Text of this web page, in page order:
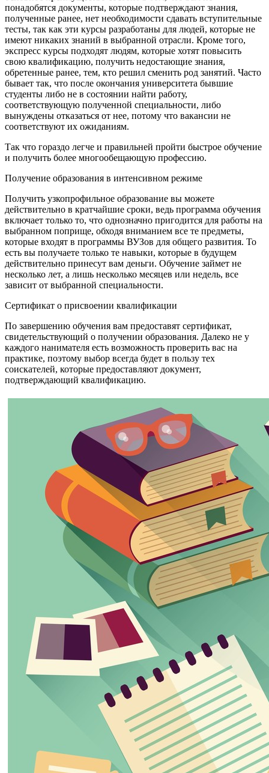
понадобятся документы, которые подтверждают знания,
полученные ранее, нет необходимости сдавать вступительные
тесты, так как эти курсы разработаны для людей, которые не
имеют никаких знаний в выбранной отрасли. Кроме того,
экспресс курсы подходят людям, которые хотят повысить
свою квалификацию, получить недостающие знания,
обретенные ранее, тем, кто решил сменить род занятий. Часто
бывает так, что после окончания университета бывшие
студенты либо не в состоянии найти работу,
соответствующую полученной специальности, либо
вынуждены отказаться от нее, потому что вакансии не
соответствуют их ожиданиям.
Так что гораздо легче и правильней пройти быстрое обучение
и получить более многообещающую профессию.
Получение образования в интенсивном режиме
Получить узкопрофильное образование вы можете
действительно в кратчайшие сроки, ведь программа обучения
включает только то, что однозначно пригодится для работы на
выбранном поприще, обходя вниманием все те предметы,
которые входят в программы ВУЗов для общего развития. То
есть вы получаете только те навыки, которые в будущем
действительно принесут вам деньги. Обучение займет не
несколько лет, а лишь несколько месяцев или недель, все
зависит от выбранной специальности.
Сертификат о присвоении квалификации
По завершению обучения вам предоставят сертификат,
свидетельствующий о получении образования. Далеко не у
каждого нанимателя есть возможность проверить вас на
практике, поэтому выбор всегда будет в пользу тех
соискателей, которые предоставляют документ,
подтверждающий квалификацию.